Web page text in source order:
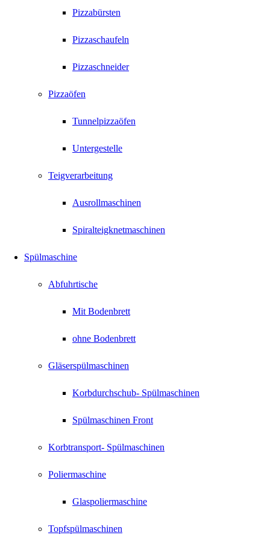
Pizzabürsten
Pizzaschaufeln
Pizzaschneider
Pizzaöfen
Tunnelpizzaöfen
Untergestelle
Teigverarbeitung
Ausrollmaschinen
Spiralteigknetmaschinen
Spülmaschine
Abfuhrtische
Mit Bodenbrett
ohne Bodenbrett
Gläserspülmaschinen
Korbdurchschub- Spülmaschinen
Spülmaschinen Front
Korbtransport- Spülmaschinen
Poliermaschine
Glaspoliermaschine
Topfspülmaschinen